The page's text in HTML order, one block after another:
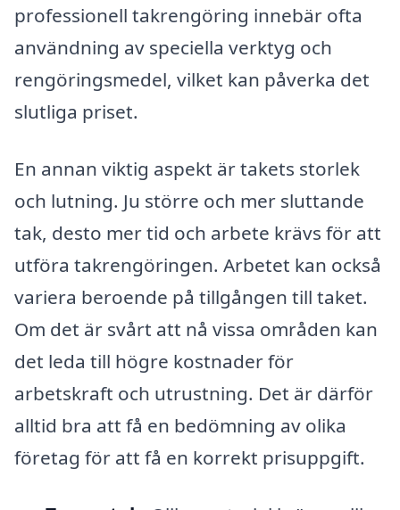
professionell takrengöring innebär ofta
användning av speciella verktyg och
rengöringsmedel, vilket kan påverka det
slutliga priset.
En annan viktig aspekt är takets storlek
och lutning. Ju större och mer sluttande
tak, desto mer tid och arbete krävs för att
utföra takrengöringen. Arbetet kan också
variera beroende på tillgången till taket.
Om det är svårt att nå vissa områden kan
det leda till högre kostnader för
arbetskraft och utrustning. Det är därför
alltid bra att få en bedömning av olika
företag för att få en korrekt prisuppgift.